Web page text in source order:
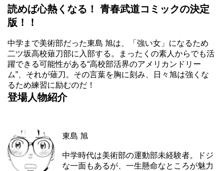
読めば心熱くなる！ 青春武道コミックの決定
版！！
中学まで美術部だった東島 旭は、「強い女」になるため
二ツ坂高校薙刀部に入部する。まったくの素人からでも活
躍できる可能性がある“高校部活界のアメリカンドリー
ム”、それが薙刀。その言葉を胸に刻み、日々旭は強くな
るため練習に励むのだ！
登場人物紹介
東島 旭
中学時代は美術部の運動部未経験者。ドジ
な一面もあるが、一生懸命なところが魅力